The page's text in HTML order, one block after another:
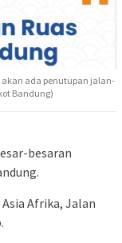
ada penutupan jalan-
Bandung)
besaran
Afrika, Jalan